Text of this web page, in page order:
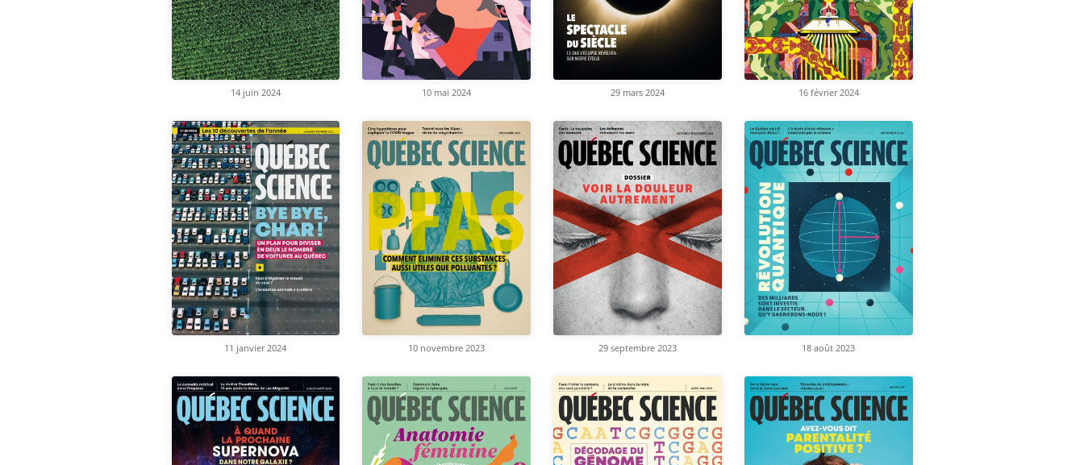
14 juin 2024 10 mai 2024 29 mars 2024 16 février 2024
11 janvier 2024 10 novembre 2023 29 septembre 2023 18 août 2023